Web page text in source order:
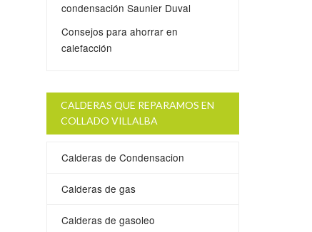
condensación Saunier Duval
Consejos para ahorrar en
calefacción
CALDERAS QUE REPARAMOS EN
COLLADO VILLALBA
Calderas de Condensacion
Calderas de gas
Calderas de gasoleo